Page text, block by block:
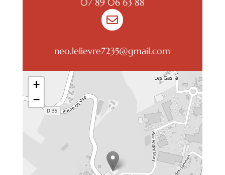
07 89 06 63 88

neo.lelievre7235@gmail.com
+
−